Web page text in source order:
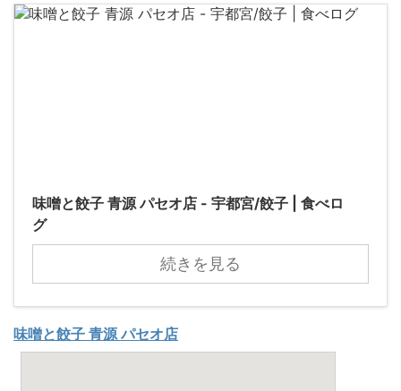
味噌と餃子 青源 パセオ店 - 宇都宮/餃子 | 食べロ
グ
続きを見る
味噌と餃子 青源 パセオ店